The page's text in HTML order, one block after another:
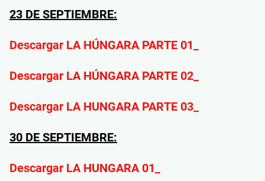
23 DE SEPTIEMBRE:
Descargar LA HÚNGARA PARTE 01_
Descargar LA HÚNGARA PARTE 02_
Descargar LA HUNGARA PARTE 03_
30 DE SEPTIEMBRE:
Descargar LA HUNGARA 01_